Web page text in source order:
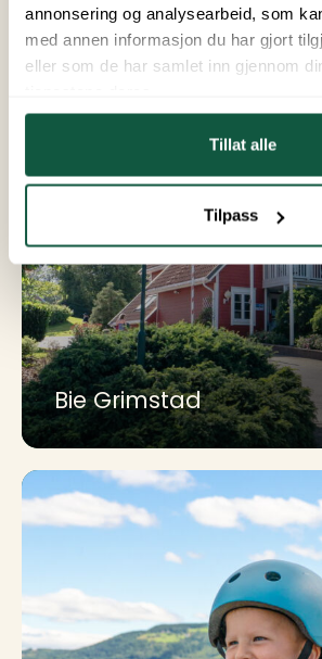
annonsering og analysearbeid, som
med annen informasjon du har gjort
eller som de har samlet inn gjennom
Tillat alle
Tilpass
Bie Grimstad